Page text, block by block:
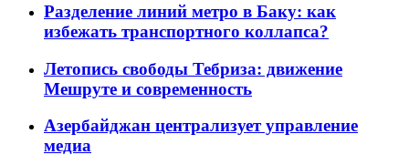
Разделение линий метро в Баку: как
избежать транспортного коллапса?
Летопись свободы Тебриза: движение
Мешруте и современность
Азербайджан централизует управление
медиа